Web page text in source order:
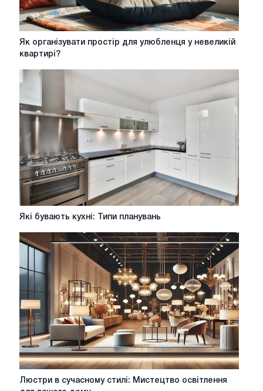
Як
організувати
для
невеликій
квартирі?
Як організувати простір для улюбленця у невеликій
квартирі?
Які
кухні:
Типи
Які бувають кухні: Типи планувань
Люстри
Люстри в сучасному стилі: Мистецтво освітлення